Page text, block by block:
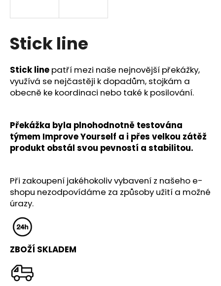
Stick line
Stick line patří mezi naše nejnovější překážky,
využívá se nejčastěji k dopadům, stojkám a
obecně ke koordinaci nebo také k posilování.
Překážka byla plnohodnotně testována
týmem Improve Yourself a i přes velkou zátěž
produkt obstál svou pevností a stabilitou.
Při zakoupení jakéhokoliv vybavení z našeho e-
shopu nezodpovídáme za způsoby užití a možné
úrazy.
ZBOŽÍ SKLADEM
í
t
?
D
p
o
r
č
u
j
e
m
e